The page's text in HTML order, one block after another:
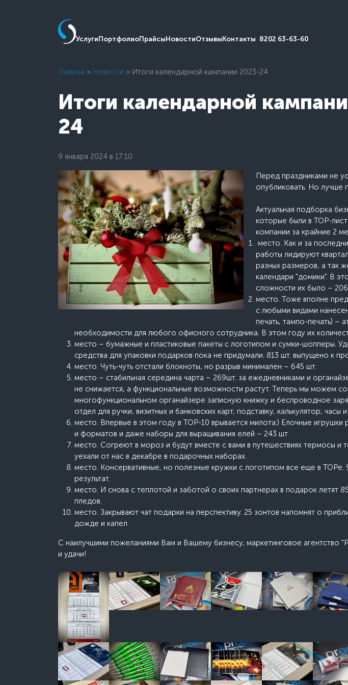
УслугиПортфолиоПрайсыНовостиОтзывыКонтакты 8202 63-63-60
Главная > Новости > Итоги календарной кампании 2023-24
Итоги календарной
24
9 января 2024 в 17:10
Перед праздниками не
опубликовать. Но лучше
Актуальная подборка
которые были в ТОР-
компании за крайние 2
место. Как и за
работы лидируют
разных размеров, а так
календари "домики". В
сложности их было –
место. Тоже вполне
с любыми видами
печать, тампо-печать) –
необходимости для любого офисного сотрудника. В этом году их
место – бумажные и пластиковые пакеты с логотипом и сумки-шопперы.
средства для упаковки подарков пока не придумали. 813 шт. выпущено к
место. Чуть-чуть отстали блокноты, но разрыв минимален – 645 шт.
место – стабильная середина чарта – 269шт. за ежедневниками и
не снижается, а функциональные возможности растут. Теперь мы можем
многофункциональном органайзере записную книжку и беспроводное
отдел для ручки, визитных и банковских карт, подставку, калькулятор, часы
место. Впервые в этом году в ТОР-10 врывается милота:) Елочные игрушки
и форматов и даже наборы для выращивания елей – 243 шт.
место. Согреют в мороз и будут вместе с вами в путешествиях термосы и
уехали от нас в декабре в подарочных наборах.
место. Консервативные, но полезные кружки с логотипом все еще в ТОРе.
результат.
место. И снова с теплотой и заботой о своих партнерах в подарок летят
пледов.
место. Закрывают чат подарки на перспективу. 25 зонтов напомнят о
дожде и капел
С наилучшими пожеланиями Вам и Вашему бизнесу, маркетинговое агентство
и удачи!